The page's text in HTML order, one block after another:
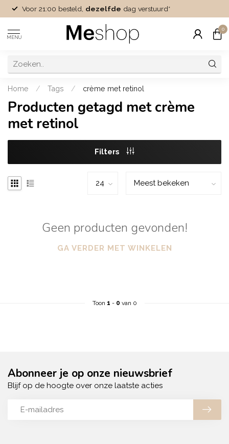
Voor 21:00 besteld, dezelfde dag verstuurd*
MENU
0
Home / Tags / crème met retinol
Producten getagd met crème
met retinol
Filters
Geen producten gevonden!
GA VERDER MET WINKELEN
Toon 1 - 0 van 0
Abonneer je op onze nieuwsbrief
Blijf op de hoogte over onze laatste acties